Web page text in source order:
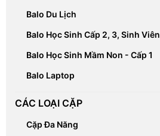
Balo Du Lịch
Balo Học Sinh Cấp 2, 3, Sinh Viên
Balo Học Sinh Mầm Non - Cấp 1
Balo Laptop
CÁC LOẠI CẶP
Cặp Đa Năng